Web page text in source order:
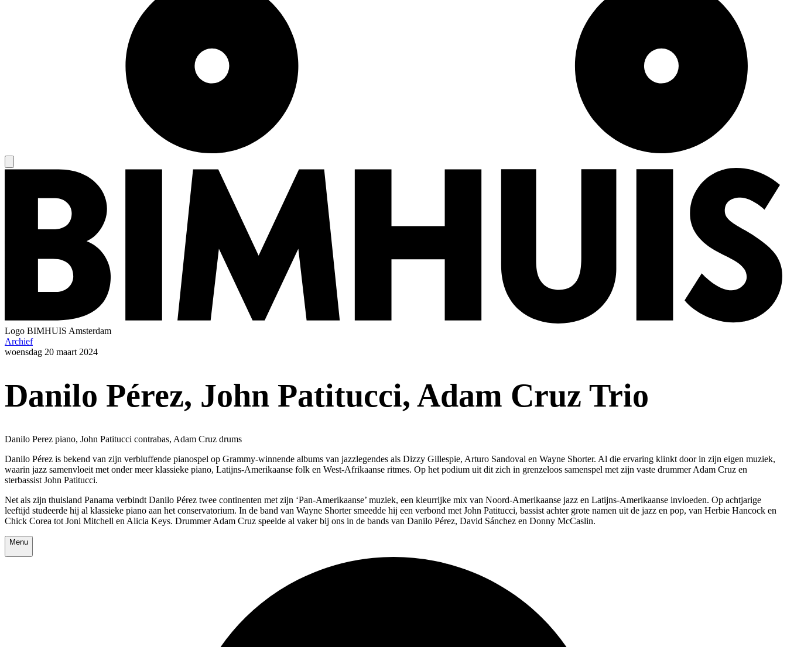
Logo BIMHUIS Amsterdam
Archief
woensdag 20 maart 2024
Danilo Pérez, John Patitucci, Adam Cruz Trio
Danilo Perez piano, John Patitucci contrabas, Adam Cruz drums
Danilo Pérez is bekend van zijn verbluffende pianospel op Grammy-winnende albums van jazzlegendes als Dizzy Gillespie, Arturo Sandoval en Wayne Shorter. Al die ervaring klinkt door in zijn eigen muziek,
waarin jazz samenvloeit met onder meer klassieke piano, Latijns-Amerikaanse folk en West-Afrikaanse ritmes. Op het podium uit dit zich in grenzeloos samenspel met zijn vaste drummer Adam Cruz en
sterbassist John Patitucci.
Net als zijn thuisland Panama verbindt Danilo Pérez twee continenten met zijn ‘Pan-Amerikaanse’ muziek, een kleurrijke mix van Noord-Amerikaanse jazz en Latijns-Amerikaanse invloeden. Op achtjarige
leeftijd studeerde hij al klassieke piano aan het conservatorium. In de band van Wayne Shorter smeedde hij een verbond met John Patitucci, bassist achter grote namen uit de jazz en pop, van Herbie Hancock en
Chick Corea tot Joni Mitchell en Alicia Keys. Drummer Adam Cruz speelde al vaker bij ons in de bands van Danilo Pérez, David Sánchez en Donny McCaslin.
Menu